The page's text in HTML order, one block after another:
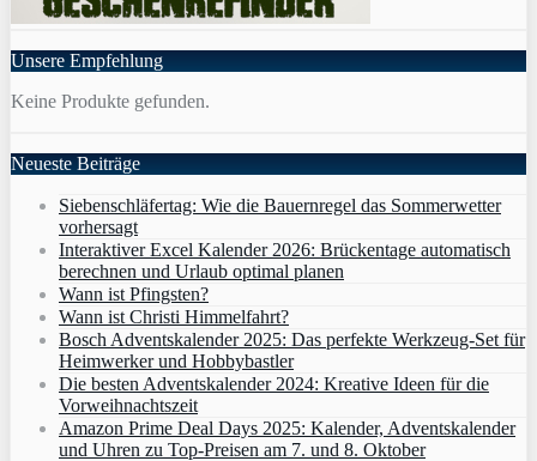
Unsere Empfehlung
Keine Produkte gefunden.
Neueste Beiträge
Siebenschläfertag: Wie die Bauernregel das Sommerwetter
vorhersagt
Interaktiver Excel Kalender 2026: Brückentage automatisch
berechnen und Urlaub optimal planen
Wann ist Pfingsten?
Wann ist Christi Himmelfahrt?
Bosch Adventskalender 2025: Das perfekte Werkzeug-Set für
Heimwerker und Hobbybastler
Die besten Adventskalender 2024: Kreative Ideen für die
Vorweihnachtszeit
Amazon Prime Deal Days 2025: Kalender, Adventskalender
und Uhren zu Top-Preisen am 7. und 8. Oktober